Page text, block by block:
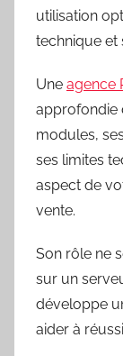
utilisation
technique et
Une agence
approfondie
modules,
ses limites
aspect de
vente.
Son rôle ne
sur un
développe
aider à